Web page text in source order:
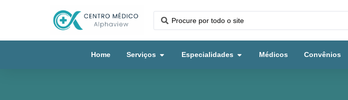
Home Serviços Especialidades Médicos Convênios